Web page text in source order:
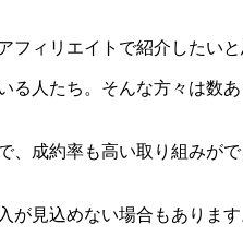
ィリエイトで紹介したい
人たち。そんな方々は数
成約率も高い取り組みが
見込めない場合もありま